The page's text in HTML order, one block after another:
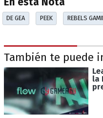
DE GEA PEEK REBELS
También te puede
la